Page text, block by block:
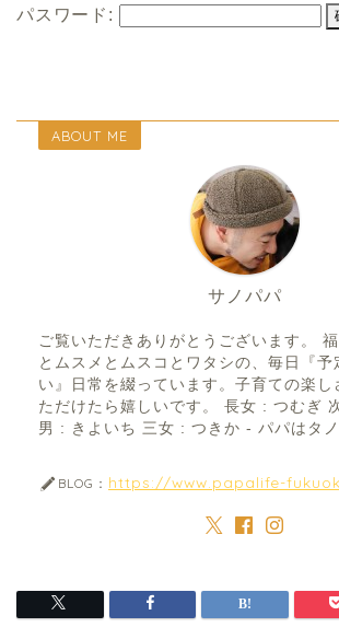
パスワード:
ABOUT ME
サノパパ
ご覧いただきありがとうございます。
とムスメとムスコとワタシの、毎日『予
い』日常を綴っています。子育ての楽し
ただけたら嬉しいです。 長女 : つむぎ
男 : きよいち 三女 : つきか - パパはタ
BLOG： https://www.papalife-